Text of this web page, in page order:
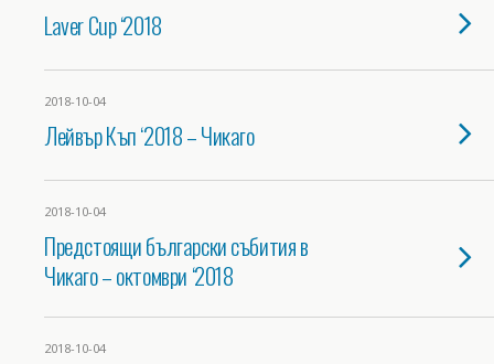
Laver Cup ‘2018
2018-10-04
Лейвър Къп ‘2018 – Чикаго
2018-10-04
Предстоящи български събития в
Чикаго – октомври ‘2018
2018-10-04